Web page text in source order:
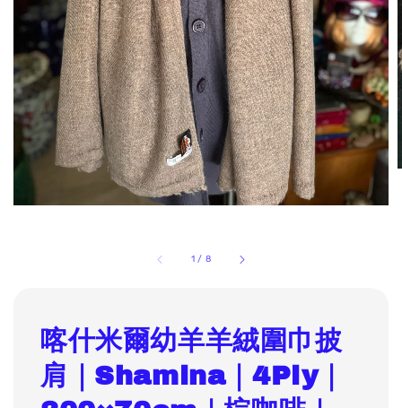
1 / 8
喀什米爾幼羊羊絨圍巾披
肩｜Shamina｜4Ply｜